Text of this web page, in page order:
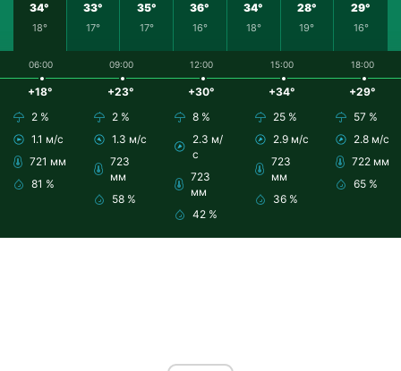
34°
18°
33°
17°
35°
17°
36°
16°
34°
18°
28°
19°
29°
16°
06:00
+18°
2 %
1.1 м/с
721 мм
81 %
09:00
+23°
2 %
1.3 м/с
723
мм
58 %
12:00
+30°
8 %
2.3 м/
с
723
мм
42 %
15:00
+34°
25 %
2.9 м/с
723
мм
36 %
18:00
+29°
57 %
2.8 м/с
722 мм
65 %